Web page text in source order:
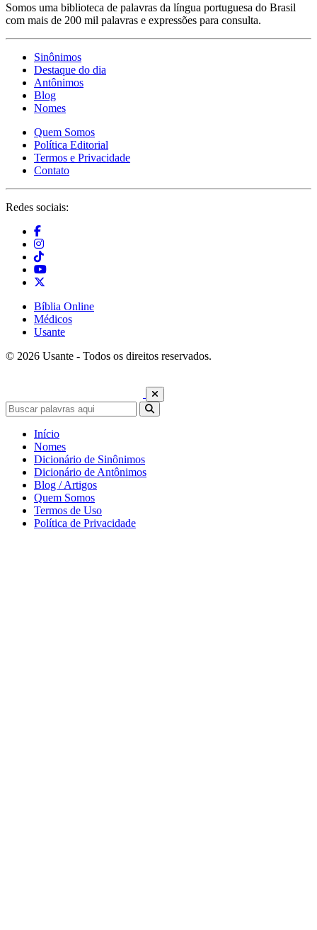
Somos uma biblioteca de palavras da língua portuguesa do Brasil
com mais de 200 mil palavras e expressões para consulta.
Sinônimos
Destaque do dia
Antônimos
Blog
Nomes
Quem Somos
Política Editorial
Termos e Privacidade
Contato
Redes sociais:
Bíblia Online
Médicos
Usante
© 2026 Usante - Todos os direitos reservados.
Início
Nomes
Dicionário de Sinônimos
Dicionário de Antônimos
Blog / Artigos
Quem Somos
Termos de Uso
Política de Privacidade